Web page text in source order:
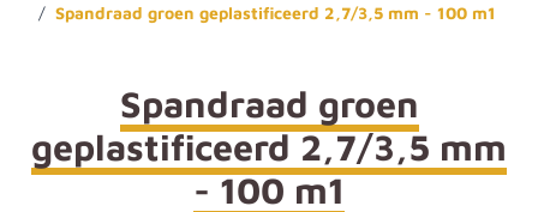
/ Spandraad groen geplastificeerd 2,7/3,5 mm - 100 m1
Spandraad groen
geplastificeerd 2,7/3,5 mm
- 100 m1